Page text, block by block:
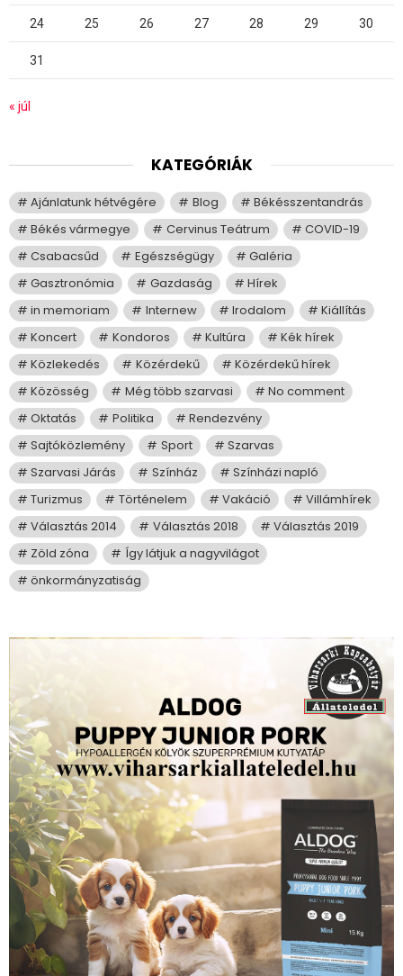
24 25 26 27 28 29 30
31
« júl
KATEGÓRIÁK
Ajánlatunk hétvégére Blog
Békésszentandrás
Békés vármegye
Cervinus Teátrum
COVID-19
Csabacsűd
Egészségügy
Galéria
Gasztronómia
Gazdaság
Hírek
in memoriam
Internew Irodalom
Kiállítás
Koncert
Kondoros Kultúra
Kék hírek
Közlekedés
Közérdekű
Közérdekű hírek
Közösség
Még több szarvasi
No comment
Oktatás
Politika
Rendezvény
Sajtóközlemény
Sport
Szarvas
Szarvasi Járás
Színház
Színházi napló
Turizmus
Történelem Vakáció
Villámhírek
Választás 2014
Választás 2018
Választás 2019
Zöld zóna
Így látjuk a nagyvilágot
önkormányzatiság